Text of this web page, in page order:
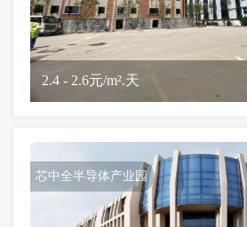
2.4 - 2.6元/m².天
芯中全半导体产业园